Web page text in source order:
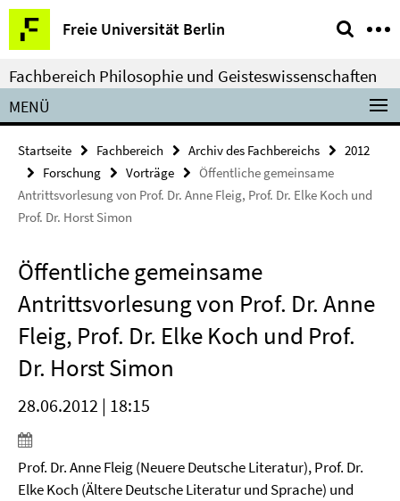
Springe
direkt
zu
Inhalt
Freie Universität Berlin
Service-
Navigation
Fachbereich Philosophie und Geisteswissenschaften
MENÜ
Startseite Fachbereich Archiv des Fachbereichs
2012
Forschung
Vorträge
Öffentliche gemeinsame
Antrittsvorlesung von Prof. Dr. Anne Fleig, Prof. Dr. Elke Koch und
Prof. Dr. Horst Simon
Öffentliche gemeinsame
Antrittsvorlesung von Prof. Dr. Anne
Fleig, Prof. Dr. Elke Koch und Prof.
Dr. Horst Simon
28.06.2012 | 18:15
Prof. Dr. Anne Fleig (Neuere Deutsche Literatur), Prof. Dr.
Elke Koch (Ältere Deutsche Literatur und Sprache) und